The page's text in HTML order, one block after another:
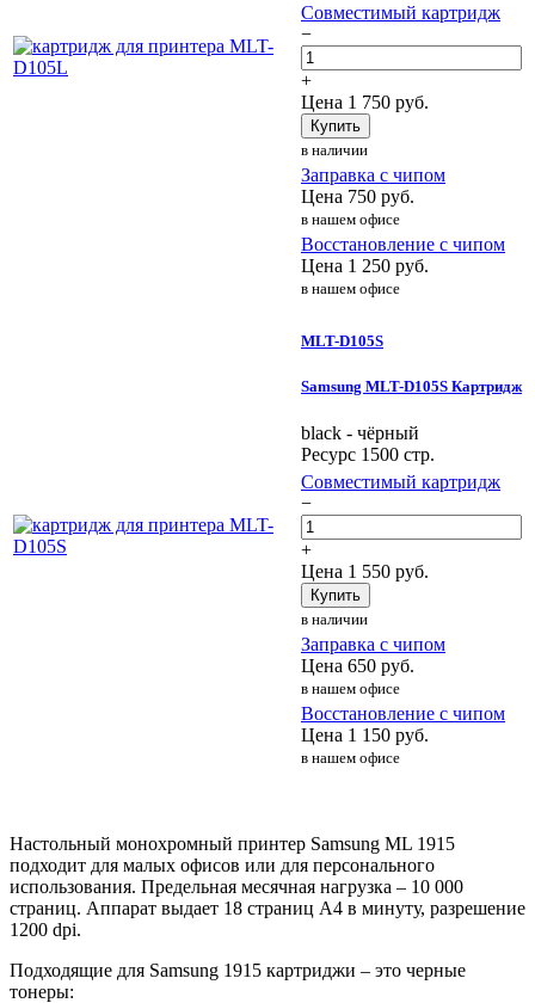
Совместимый картридж
−
+
Цена 1 750 руб.
Купить
в наличии
Заправка с чипом
Цена 750 руб.
в нашем офисе
Восстановление с чипом
Цена 1 250 руб.
в нашем офисе
MLT-D105S
Samsung MLT-D105S Картридж
black - чёрный
Ресурс 1500 стр.
Совместимый картридж
−
+
Цена 1 550 руб.
Купить
в наличии
Заправка с чипом
Цена 650 руб.
в нашем офисе
Восстановление с чипом
Цена 1 150 руб.
в нашем офисе
Настольный монохромный принтер Samsung ML 1915
подходит для малых офисов или для персонального
использования. Предельная месячная нагрузка – 10 000
страниц. Аппарат выдает 18 страниц А4 в минуту, разрешение
1200 dpi.
Подходящие для Samsung 1915 картриджи – это черные
тонеры: